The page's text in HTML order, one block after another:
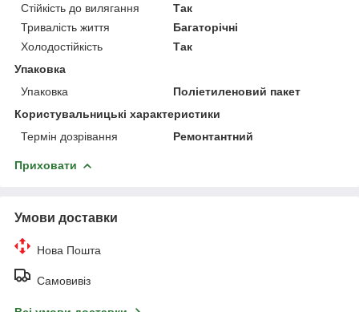
Стійкість до вилягання
Так
Тривалість життя
Багаторічні
Холодостійкість
Так
Упаковка
Упаковка
Поліетиленовий пакет
Користувальницькі характеристики
Термін дозрівання
Ремонтантний
Приховати
Умови доставки
Нова Пошта
Самовивіз